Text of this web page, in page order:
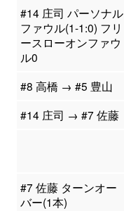
#14 庄司 パーソナル
ファウル(1-1:0) フリ
ースローオンファウ
ル0
#8 高橋 → #5 豊山
#14 庄司 → #7 佐藤
#7 佐藤 ターンオー
バー(1本)